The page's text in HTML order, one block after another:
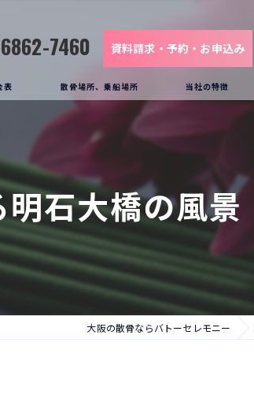
7460 資料請求・予約・お申込み
表 散骨場所、乗船場所
葬送船(クルーザー)
当社の特徴
海洋
クルーザー
家族葬
石大橋の風景
大阪の散骨ならバトーセレモニー